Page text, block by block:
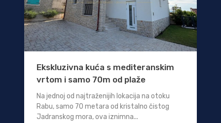
Ekskluzivna kuća s mediteranskim
vrtom i samo 70m od plaže
Na jednoj od najtraženijih lokacija na otoku
Rabu, samo 70 metara od kristalno čistog
Jadranskog mora, ova iznimna...